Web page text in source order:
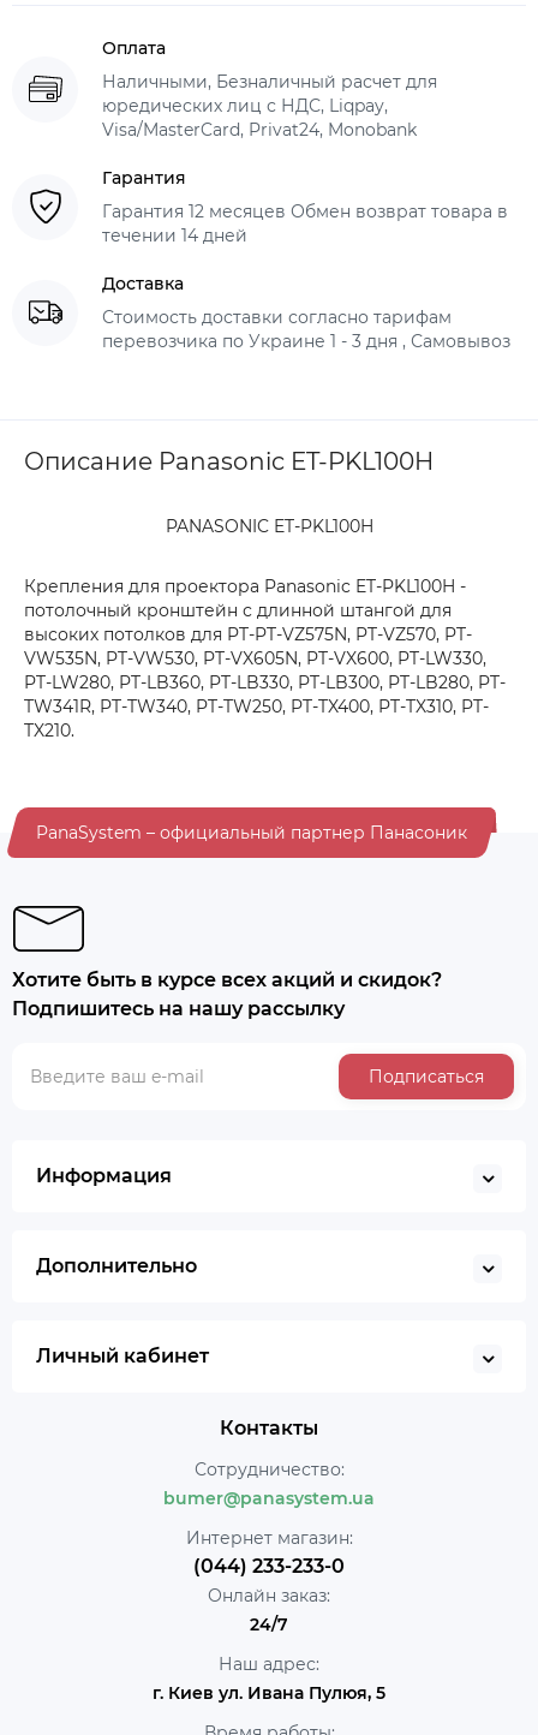
Оплата
Наличными, Безналичный расчет для
юредических лиц с НДС, Liqpay,
Visa/MasterCard, Privat24, Monobank
Гарантия
Гарантия 12 месяцев Обмен возврат товара в
течении 14 дней
Доставка
Стоимость доставки согласно тарифам
перевозчика по Украине 1 - 3 дня , Самовывоз
Описание Panasonic ET-PKL100H
PANASONIC ET-PKL100H
Крепления для проектора Panasonic ET-PKL100H -
потолочный кронштейн с длинной штангой для
высоких потолков для PT-PT-VZ575N, PT-VZ570, PT-
VW535N, PT-VW530, PT-VX605N, PT-VX600, PT-LW330,
PT-LW280, PT-LB360, PT-LB330, PT-LB300, PT-LB280, PT-
TW341R, PT-TW340, PT-TW250, PT-TX400, PT-TX310, PT-
TX210.
PanaSystem – официальный партнер Панасоник
Хотите быть в курсе всех акций и скидок?
Подпишитесь на нашу рассылку
Подписаться
Информация
Дополнительно
Личный кабинет
Контакты
Сотрудничество:
bumer@panasystem.ua
Интернет магазин:
(044) 233-233-0
Онлайн заказ:
24/7
Наш адрес:
г. Киев ул. Ивана Пулюя, 5